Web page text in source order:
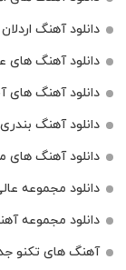
دانلود آهنگ
دانلود آهنگ های
دانلود آهنگ های
دانلود آهنگ
دانلود آهنگ
دانلود مجموعه
دانلود مجموعه
آهنگ های تکنو